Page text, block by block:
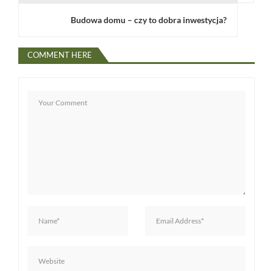
a
Budowa domu – czy to dobra inwestycja?
COMMENT HERE